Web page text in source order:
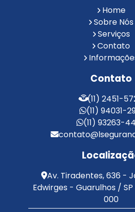
Reconhecimento Facial para
Reconhecimento Facial para
Reconhecimento Facial Portaria
Serviço de Limpeza Terceirizado
Serviço de Portaria e Limpeza
Serviços de Limpeza e Portaria
Terceirização de Facilities
Terceirização de Portaria
Zeladoria de Condomínios
Home
Sobre Nós
Serviços
Contato
Contato
(11) 2451-
(11) 94031-
(11) 93263-
Av. Tiradentes, 636 -
Edwirges - Guarulhos /
000